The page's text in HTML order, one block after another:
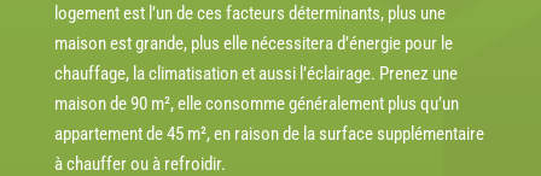
logement est l’un de ces facteurs déterminants, plus une
maison est grande, plus elle nécessitera d’énergie pour le
chauffage, la climatisation et aussi l’éclairage. Prenez une
maison de 90 m², elle consomme généralement plus qu’un
appartement de 45 m², en raison de la surface supplémentaire
à chauffer ou à refroidir.